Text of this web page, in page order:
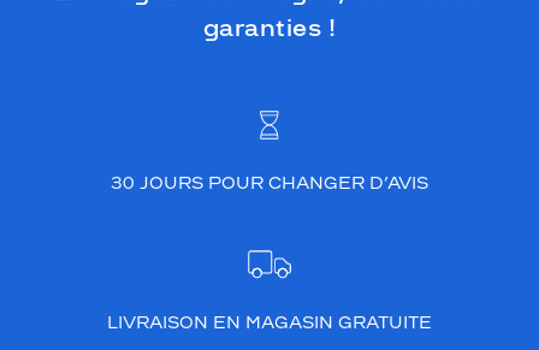
garanties !
30 JOURS POUR CHANGER D’AVIS
LIVRAISON EN MAGASIN GRATUITE